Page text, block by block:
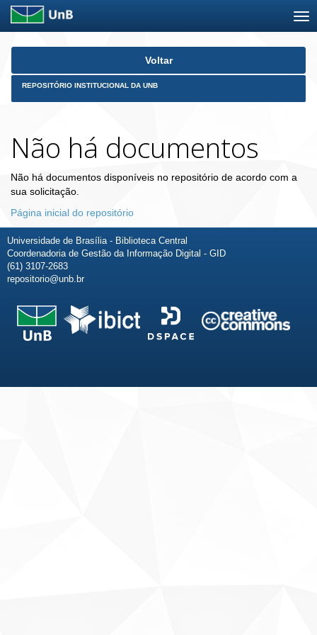
Skip
Voltar
REPOSITÓRIO INSTITUCIONAL DA UNB
Não há documentos
Não há documentos disponíveis no repositório de acordo com a
sua solicitação.
Página inicial do repositório
Universidade de Brasília - Biblioteca Central
Coordenadoria de Gestão da Informação Digital - GID
(61) 3107-2683
repositorio@unb.br